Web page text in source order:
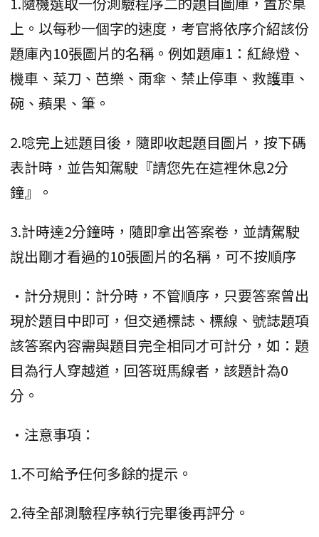
上。以每秒一個字的速度，考官將依序介紹該份
題庫內10張圖片的名稱。例如題庫1：紅綠燈、
機車、菜刀、芭樂、雨傘、禁止停車、救護車、
碗、蘋果、筆。
2.唸完上述題目後，隨即收起題目圖片，按下碼
表計時，並告知駕駛『請您先在這裡休息2分
鐘』。
3.計時達2分鐘時，隨即拿出答案卷，並請駕駛
說出剛才看過的10張圖片的名稱，可不按順序
•計分規則：計分時，不管順序，只要答案曾出
現於題目中即可，但交通標誌、標線、號誌題項
該答案內容需與題目完全相同才可計分，如：題
目為行人穿越道，回答斑馬線者，該題計為0
分。
•注意事項：
1.不可給予任何多餘的提示。
2.待全部測驗程序執行完畢後再評分。